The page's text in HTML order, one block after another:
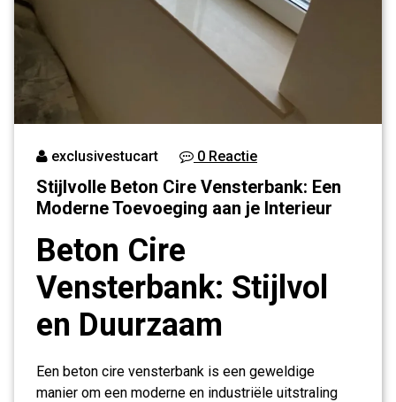
exclusivestucart 0 Reactie
Stijlvolle Beton Cire Vensterbank: Een
Moderne Toevoeging aan je Interieur
Beton Cire
Vensterbank: Stijlvol
en Duurzaam
Een beton cire vensterbank is een geweldige
manier om een moderne en industriële uitstraling